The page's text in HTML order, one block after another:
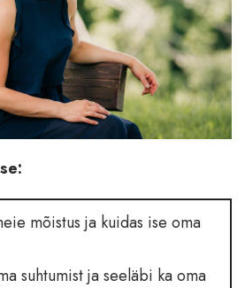
mõistus ja kuidas ise oma
suhtumist ja seeläbi ka oma